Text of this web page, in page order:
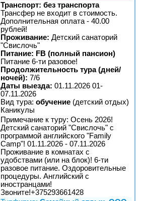
Транспорт: без транспорта
Трансфер не входит в стоимость.
Дополнительная оплата - 40.00
рублей!
Проживание: Детский санаторий
"Свислочь"
Питание: FB (полный пансион)
Питание 6-ти разовое!
Продолжительность тура (дней/
ночей): 7/6
Даты выезда: 01.11.2026 01-
07.11.2026
Вид тура: обучение (детский отдых)
Каникулы
Примечание к туру: Осень 2026!
Детский санаторий "Свислочь" с
программой английского "Family
Сamp"! 01.11.2026 - 07.11.2026
Проживание в комнатах с
удобствами (или на блок)! 6-ти
разовое питание. Оздоровительные
процедуры. Английский с
иностранцами!
Звоните!+375293661428